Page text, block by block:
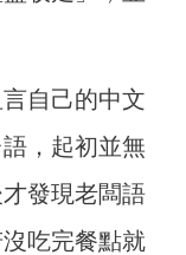
自己的中文
，起初並無
發現老闆語
吃完餐點就